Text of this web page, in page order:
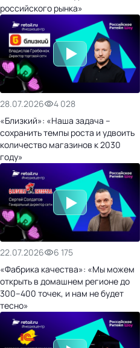
российского рынка»
28.07.2026
4 028
«Близкий»: «Наша задача –
сохранить темпы роста и удвоить
количество магазинов к 2030
году»
22.07.2026
6 175
«Фабрика качества»: «Мы можем
открыть в домашнем регионе до
300–400 точек, и нам не будет
тесно»